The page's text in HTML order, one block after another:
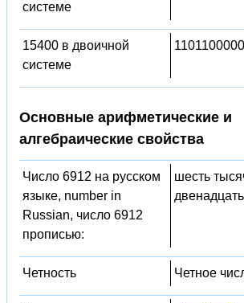
системе
15400 в двоичной
системе
Основные арифметические и
алгебраические свойства
Число 6912 на русском
языке, number in
Russian, число 6912
прописью:
шесть
двенадцать
Четность Четное